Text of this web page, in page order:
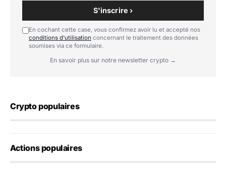
S'inscrire ›
En cochant cette case, vous confirmez avoir lu et accepté nos
conditions d'utilisation concernant le traitement des données
soumises via ce formulaire.
En savoir plus sur notre newsletter crypto →
Crypto populaires
Actions populaires